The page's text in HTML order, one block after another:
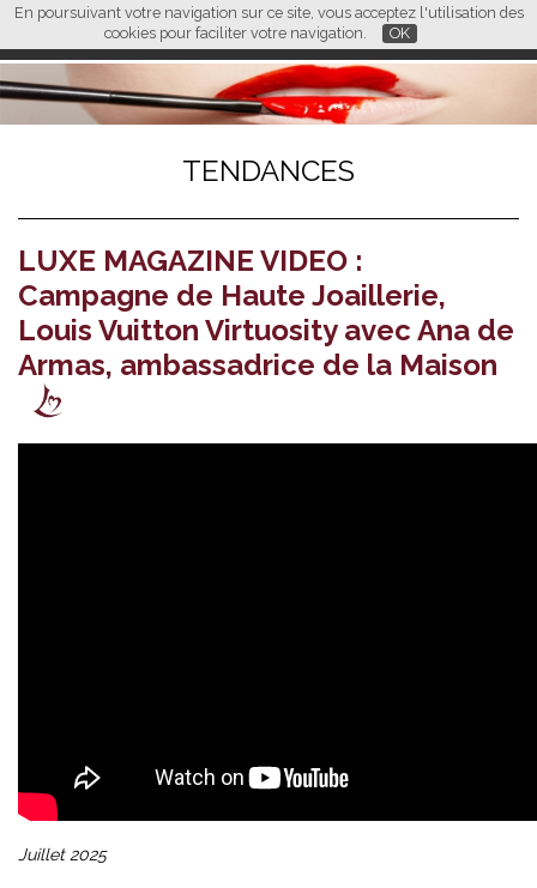
En poursuivant votre navigation sur ce site, vous acceptez l'utilisation des
cookies pour faciliter votre navigation.
OK
FR EN CN
L M
TENDANCES
LUXE MAGAZINE VIDEO :
Campagne de Haute Joaillerie,
Louis Vuitton Virtuosity avec Ana de
Armas, ambassadrice de la Maison
Juillet 2025